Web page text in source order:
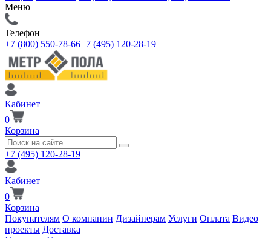
Меню
Телефон
+7 (800) 550-78-66+7 (495) 120-28-19
Кабинет
0
Корзина
+7 (495) 120-28-19
Кабинет
0
Корзина
Покупателям О компании Дизайнерам Услуги Оплата Видео
проекты Доставка